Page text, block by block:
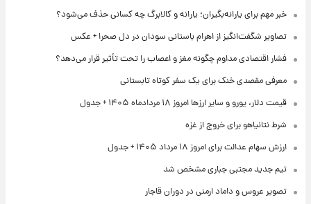
خبر مهم برای یارانه‌بگیران؛ یارانه و کالابرگ چه کسانی حذف می‌شود؟
تصاویر شگفت‌انگیز از اهرام باستانی سودان در دل صحرا + عکس
فشار اقتصادی مداوم چگونه مغز و اعصاب را تحت تأثیر قرار می‌دهد؟
معرفی مقصدی خنک برای یک سفر کوتاه تابستانی
قیمت دلار، یورو و سایر ارزها امروز ۱۸ مردادماه ۱۴۰۵ + جدول
شرط نتانیاهو برای خروج از غزه
ارزش سهام عدالت برای امروز ۱۸ مرداد ۱۴۰۵ + جدول
تیم جدید مجتبی جباری مشخص شد
تصویر عروس و داماد ارمنی در دوران قاجار